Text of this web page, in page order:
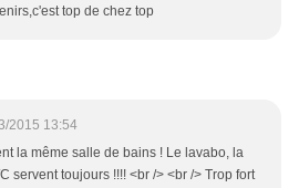
top de chez top
2015 13:54
la même salle de bains ! Le lavabo, la
servent toujours !!!! <br /> <br /> Trop fort